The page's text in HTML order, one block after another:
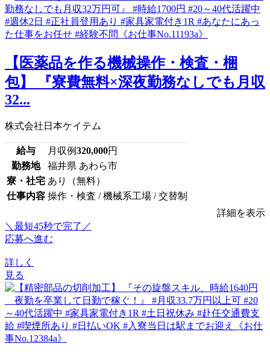
【医薬品を作る機械操作・検査・梱
包】 『寮費無料×深夜勤務なしでも月収
32...
株式会社日本ケイテム
給与 月収例320,000円
勤務地
福井県 あわら市
寮・社宅 あり（無料）
仕事内容 操作・検査 / 機械系工場 / 交替制
詳細を表示
＼最短45秒で完了／
応募へ進む
詳しく
見る